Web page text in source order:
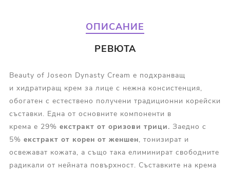
ОПИСАНИЕ
РЕВЮТА
Beauty of Joseon Dynasty Cream e подхранващ
и хидратиращ крем за лице с нежна консистенция,
обогатен с естествено получени традиционни корейски
съставки. Една от основните компоненти в
крема е 29% екстракт от оризови трици. Заедно с
5% екстракт от корен от женшен, тонизират и
освежават кожата, а също така елиминират свободните
радикали от нейната повърхност. Съставките на крема